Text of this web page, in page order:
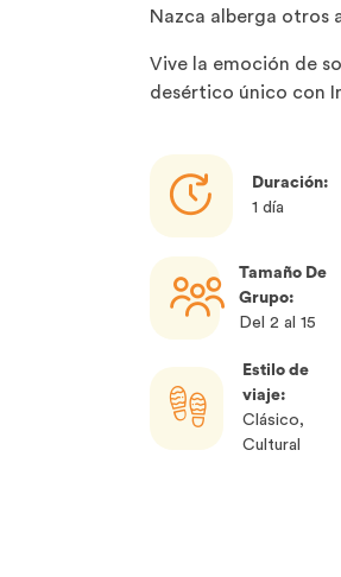
Nazca alberga otros
Vive la emoción de
desértico único con
Duración:
1 día
Tamaño De
Grupo:
Del 2 al 15
Estilo de
viaje:
Clásico,
Cultural